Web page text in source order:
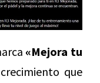
«Mejora tu
que